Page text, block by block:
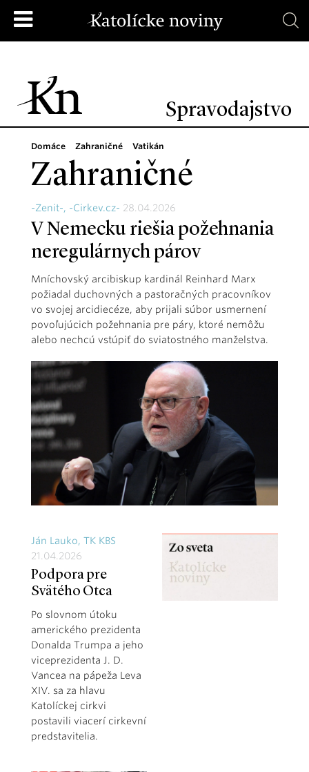
Spravodajstvo
Domáce Zahraničné Vatikán
Zahraničné
-Zenit-, -Cirkev.cz- 28.04.2026
V Nemecku riešia požehnania
neregulárnych párov
Mníchovský arcibiskup kardinál Reinhard Marx
požiadal duchovných a pastoračných pracovníkov
vo svojej arcidiecéze, aby prijali súbor usmernení
povoľujúcich požehnania pre páry, ktoré nemôžu
alebo nechcú vstúpiť do sviatostného manželstva.
Ján Lauko, TK KBS
21.04.2026
Podpora pre
Svätého Otca
Po slovnom útoku
amerického prezidenta
Donalda Trumpa a jeho
viceprezidenta J. D.
Vancea na pápeža Leva
XIV. sa za hlavu
Katolíckej cirkvi
postavili viacerí cirkevní
predstavitelia.